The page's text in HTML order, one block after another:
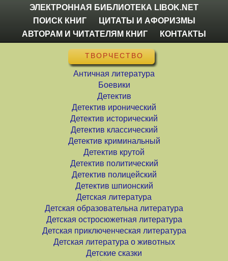
ЭЛЕКТРОННАЯ БИБЛИОТЕКА LIBOK.NET
ПОИСК КНИГ
ЦИТАТЫ И АФОРИЗМЫ
АВТОРАМ И ЧИТАТЕЛЯМ КНИГ
КОНТАКТЫ
ТВОРЧЕСТВО
Античная литература
Боевики
Детектив
Детектив иронический
Детектив исторический
Детектив классический
Детектив криминальный
Детектив крутой
Детектив политический
Детектив полицейский
Детектив шпионский
Детская литература
Детская образовательна литература
Детская остросюжетная литература
Детская приключенческая литература
Детская литература о животных
Детские сказки